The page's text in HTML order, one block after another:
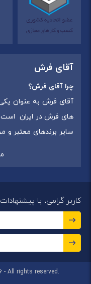
آقای فرش
چرا آقای فرش؟
آقای فرش به عنوان
های فرش در ایران است
سایر برندهای معتبر
شهر:فردیس ) ،
مجموعه در تمامی شعب
کلاسیک،فرش کودک،
گرد هم آورده است.
کاربر گرامی، با
- All rights reserved.